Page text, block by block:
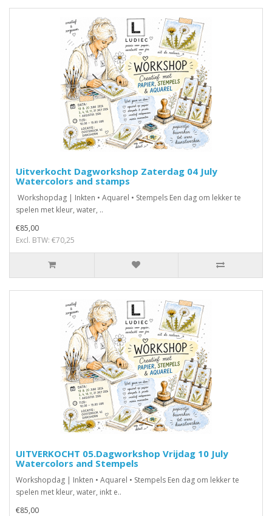
Uitverkocht Dagworkshop Zaterdag 04 July
Watercolors and stamps
Workshopdag | Inkten • Aquarel • Stempels Een dag om lekker te
spelen met kleur, water, ..
€85,00
Excl. BTW: €70,25
UITVERKOCHT 05.Dagworkshop Vrijdag 10 July
Watercolors and Stempels
Workshopdag | Inkten • Aquarel • Stempels Een dag om lekker te
spelen met kleur, water, inkt e..
€85,00